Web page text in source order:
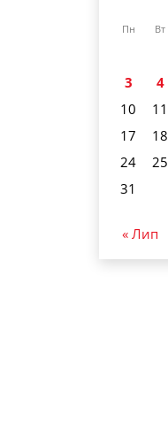
Пн Вт
3
4
10
11
17
18
24
25
31
« Лип